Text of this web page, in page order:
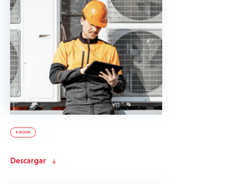
E-BOOK
Descargar